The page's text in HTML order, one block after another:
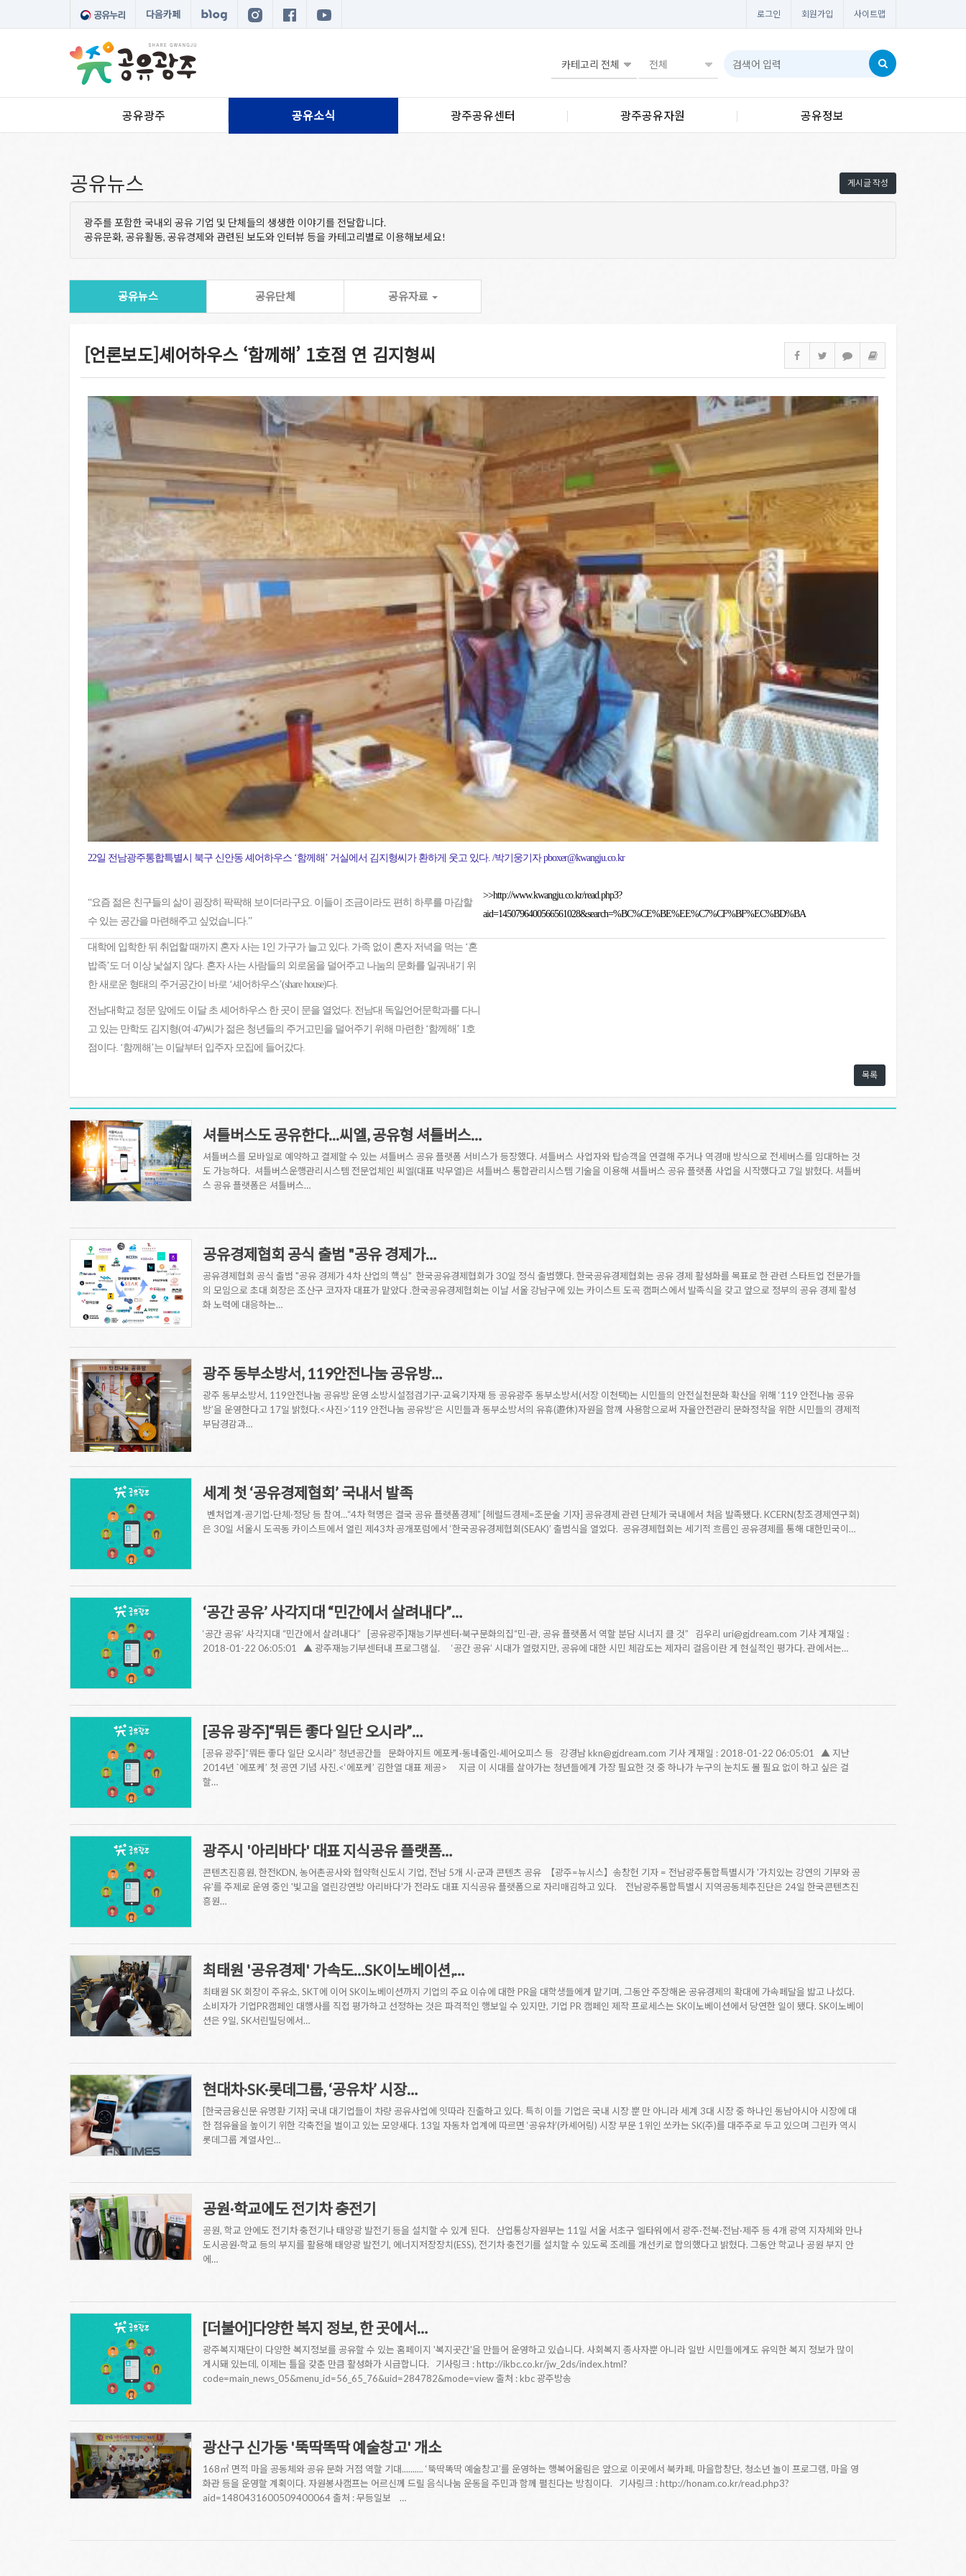
다음카페 로그인 회원가입 사이트맵
공유광주 공유소식 광주공유센터 광주공유자원 공유정보
게시글 작성
공유뉴스
광주를 포함한 국내외 공유 기업 및 단체들의 생생한 이야기를 전달합니다.
공유문화, 공유활동, 공유경제와 관련된 보도와 인터뷰 등을 카테고리별로 이용해보세요!
공유뉴스 공유단체 공유자료
[언론보도]셰어하우스 ‘함께해’ 1호점 연 김지형씨
22일 전남광주통합특별시 북구 신안동 셰어하우스 ‘함께해’ 거실에서 김지형씨가 환하게 웃고 있다. /박기웅기자 pboxer@kwangju.co.kr
“요즘 젊은 친구들의 삶이 굉장히 팍팍해 보이더라구요. 이들이 조금이라도 편히 하루를 마감할
수 있는 공간을 마련해주고 싶었습니다.”
대학에 입학한 뒤 취업할 때까지 혼자 사는 1인 가구가 늘고 있다. 가족 없이 혼자 저녁을 먹는 ‘혼
밥족’도 더 이상 낯설지 않다. 혼자 사는 사람들의 외로움을 덜어주고 나눔의 문화를 일궈내기 위
한 새로운 형태의 주거공간이 바로 ‘셰어하우스’(share house)다.
전남대학교 정문 앞에도 이달 초 셰어하우스 한 곳이 문을 열었다. 전남대 독일언어문학과를 다니
고 있는 만학도 김지형(여·47)씨가 젊은 청년들의 주거고민을 덜어주기 위해 마련한 ‘함께해’ 1호
점이다. ‘함께해’는 이달부터 입주자 모집에 들어갔다.
>>http://www.kwangju.co.kr/read.php3?
aid=1450796400566561028&search=%BC%CE%BE%EE%C7%CF%BF%EC%BD%BA
목록
셔틀버스도 공유한다...씨엘, 공유형 셔틀버스…
셔틀버스를 모바일로 예약하고 결제할 수 있는 셔틀버스 공유 플랫폼 서비스가 등장했다. 셔틀버스 사업자와 탑승객을 연결해 주거나 역경매 방식으로 전세버스를 임대하는 것
도 가능하다. 셔틀버스운행관리시스템 전문업체인 씨엘(대표 박무열)은 셔틀버스 통합관리시스템 기술을 이용해 셔틀버스 공유 플랫폼 사업을 시작했다고 7일 밝혔다. 셔틀버
스 공유 플랫폼은 셔틀버스…
공유경제협회 공식 출범 "공유 경제가…
공유경제협회 공식 출범 "공유 경제가 4차 산업의 핵심" 한국공유경제협회가 30일 정식 출범했다. 한국공유경제협회는 공유 경제 활성화를 목표로 한 관련 스타트업 전문가들
의 모임으로 초대 회장은 조산구 코자자 대표가 맡았다 .한국공유경제협회는 이날 서울 강남구에 있는 카이스트 도곡 캠퍼스에서 발족식을 갖고 앞으로 정부의 공유 경제 활성
화 노력에 대응하는…
광주 동부소방서, 119안전나눔 공유방…
광주 동부소방서, 119안전나눔 공유방 운영 소방시설점검기구·교육기자재 등 공유광주 동부소방서(서장 이천택)는 시민들의 안전실천문화 확산을 위해 ‘119 안전나눔 공유
방’을 운영한다고 17일 밝혔다.<사진>‘119 안전나눔 공유방’은 시민들과 동부소방서의 유휴(遊休)자원을 함께 사용함으로써 자율안전관리 문화정착을 위한 시민들의 경제적
부담경감과…
세계 첫 ‘공유경제협회’ 국내서 발족
벤처업계·공기업·단체·정당 등 참여…“4차 혁명은 결국 공유 플랫폼경제” [헤럴드경제=조문술 기자] 공유경제 관련 단체가 국내에서 처음 발족됐다. KCERN(창조경제연구회)
은 30일 서울시 도곡동 카이스트에서 열린 제43차 공개포럼에서 ‘한국공유경제협회(SEAK)’ 출범식을 열었다. 공유경제협회는 세기적 흐름인 공유경제를 통해 대한민국이…
‘공간 공유’ 사각지대 “민간에서 살려내다”…
‘공간 공유’ 사각지대 “민간에서 살려내다” [공유광주]재능기부센터·북구문화의집“민-관, 공유 플랫폼서 역할 분담 시너지 클 것” 김우리 uri@gjdream.com 기사 게재일 :
2018-01-22 06:05:01 ▲ 광주재능기부센터내 프로그램실. ‘공간 공유’ 시대가 열렸지만, 공유에 대한 시민 체감도는 제자리 걸음이란 게 현실적인 평가다. 관에서는…
[공유 광주]“뭐든 좋다 일단 오시라”…
[공유 광주]“뭐든 좋다 일단 오시라” 청년공간들 문화아지트 에포케·동네줌인·셰어오피스 등 강경남 kkn@gjdream.com 기사 게재일 : 2018-01-22 06:05:01 ▲ 지난
2014년 `에포케’ 첫 공연 기념 사진.<‘에포케’ 김한열 대표 제공> 지금 이 시대를 살아가는 청년들에게 가장 필요한 것 중 하나가 누구의 눈치도 볼 필요 없이 하고 싶은 걸
할…
광주시 '아리바다' 대표 지식공유 플랫폼…
콘텐츠진흥원, 한전KDN, 농어촌공사와 협약혁신도시 기업, 전남 5개 시·군과 콘텐츠 공유 【광주=뉴시스】송창헌 기자 = 전남광주통합특별시가 '가치있는 강연의 기부와 공
유'를 주제로 운영 중인 '빛고을 열린강연방 아리바다'가 전라도 대표 지식공유 플랫폼으로 자리매김하고 있다. 전남광주통합특별시 지역공동체추진단은 24일 한국콘텐츠진
흥원…
최태원 '공유경제' 가속도…SK이노베이션,…
최태원 SK 회장이 주유소, SKT에 이어 SK이노베이션까지 기업의 주요 이슈에 대한 PR을 대학생들에게 맡기며, 그동안 주장해온 공유경제의 확대에 가속페달을 밟고 나섰다.
소비자가 기업PR캠페인 대행사를 직접 평가하고 선정하는 것은 파격적인 행보일 수 있지만, 기업 PR 캠페인 제작 프로세스는 SK이노베이션에서 당연한 일이 됐다. SK이노베이
션은 9일, SK서린빌딩에서…
현대차·SK·롯데그룹, ‘공유차’ 시장…
[한국금융신문 유명환 기자] 국내 대기업들이 차량 공유사업에 잇따라 진출하고 있다. 특히 이들 기업은 국내 시장 뿐 만 아니라 세계 3대 시장 중 하나인 동남아시아 시장에 대
한 점유율을 높이기 위한 각축전을 벌이고 있는 모양새다. 13일 자동차 업계에 따르면 ‘공유차’(카셰어링) 시장 부문 1위인 쏘카는 SK(주)를 대주주로 두고 있으며 그린카 역시
롯데그룹 계열사인…
공원·학교에도 전기차 충전기
공원, 학교 안에도 전기차 충전기나 태양광 발전기 등을 설치할 수 있게 된다. 산업통상자원부는 11일 서울 서초구 엘타워에서 광주·전북·전남·제주 등 4개 광역 지자체와 만나
도시공원·학교 등의 부지를 활용해 태양광 발전기, 에너지저장장치(ESS), 전기차 충전기를 설치할 수 있도록 조례를 개선키로 합의했다고 밝혔다. 그동안 학교나 공원 부지 안
에…
[더불어]다양한 복지 정보, 한 곳에서…
광주복지재단이 다양한 복지정보를 공유할 수 있는 홈페이지 '복지곳간'을 만들어 운영하고 있습니다. 사회복지 종사자뿐 아니라 일반 시민들에게도 유익한 복지 정보가 많이
게시돼 있는데, 이제는 틀을 갖춘 만큼 활성화가 시급합니다. 기사링크 : http://ikbc.co.kr/jw_2ds/index.html?
code=main_news_05&menu_id=56_65_76&uid=284782&mode=view 출처 : kbc 광주방송
광산구 신가동 '뚝딱똑딱 예술창고' 개소
168㎡ 면적 마을 공동체와 공유 문화 거점 역할 기대.......... ‘뚝딱똑딱 예술창고’를 운영하는 행복어울림은 앞으로 이곳에서 북카페, 마을합창단, 청소년 놀이 프로그램, 마을 영
화관 등을 운영할 계획이다. 자원봉사캠프는 어르신께 드릴 음식나눔 운동을 주민과 함께 펼친다는 방침이다. 기사링크 : http://honam.co.kr/read.php3?
aid=1480431600509400064 출처 : 무등일보 …